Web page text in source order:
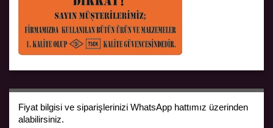
Fiyat bilgisi ve siparişlerinizi WhatsApp hattımız üzerinden
alabilirsiniz.